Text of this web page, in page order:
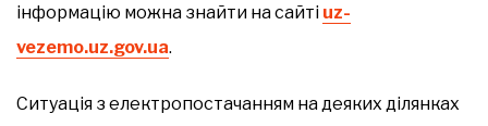
інформацію можна знайти на сайті uz-
vezemo.uz.gov.ua.
Ситуація з електропостачанням на деяких ділянках